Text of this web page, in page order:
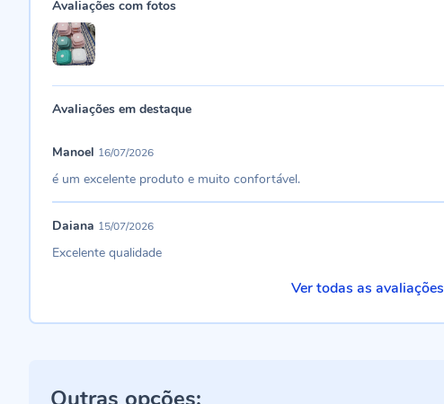
Avaliações com fotos
Avaliações em destaque
Manoel 16/07/2026
é um excelente produto e muito confortável.
Daiana 15/07/2026
Excelente qualidade
Ver todas as avaliações